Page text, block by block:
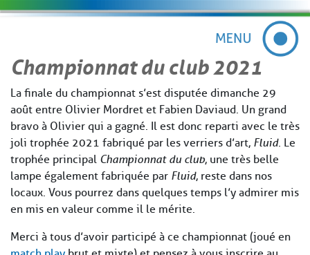
Championnat du club 2021
La finale du championnat s’est disputée dimanche 29
août entre Olivier Mordret et Fabien Daviaud. Un grand
bravo à Olivier qui a gagné. Il est donc reparti avec le très
joli trophée 2021 fabriqué par les verriers d’art, Fluid. Le
trophée principal Championnat du club, une très belle
lampe également fabriquée par Fluid, reste dans nos
locaux. Vous pourrez dans quelques temps l’y admirer mis
en mis en valeur comme il le mérite.
Merci à tous d’avoir participé à ce championnat (joué en